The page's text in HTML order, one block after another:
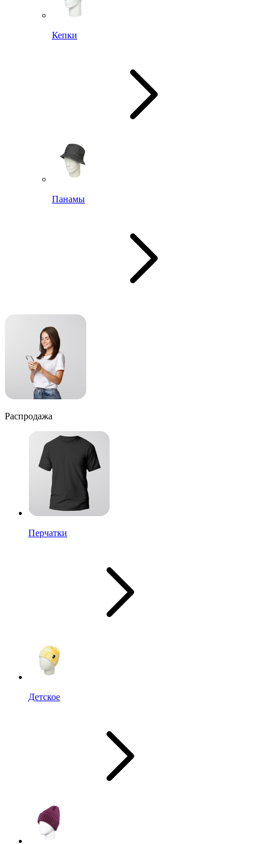
Кепки
Панамы
Распродажа
Перчатки
Детское